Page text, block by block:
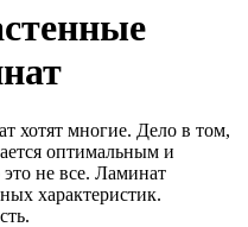
хотят многие. Дело в том,
оптимальным и
не все. Ламинат
характеристик.